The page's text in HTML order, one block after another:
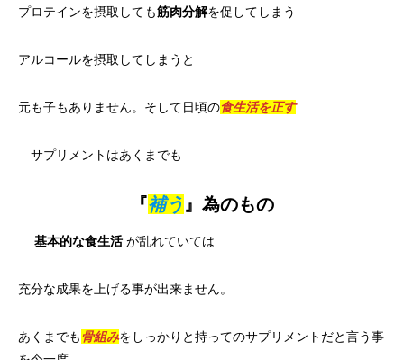
プロテインを摂取しても筋肉分解を促してしまう
アルコールを摂取してしまうと
元も子もありません。そして日頃の食生活を正す
サプリメントはあくまでも
『補う』為のもの
基本的な食生活 が乱れていては
充分な成果を上げる事が出来ません。
あくまでも骨組みをしっかりと持ってのサプリメントだと言う事